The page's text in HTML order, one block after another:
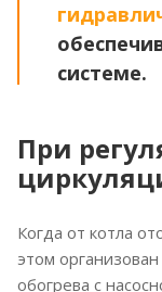
системе.
При
Когда от котла
этом
обогрева с